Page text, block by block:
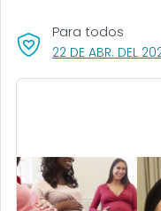
22 DE ABR. DEL
Para todos